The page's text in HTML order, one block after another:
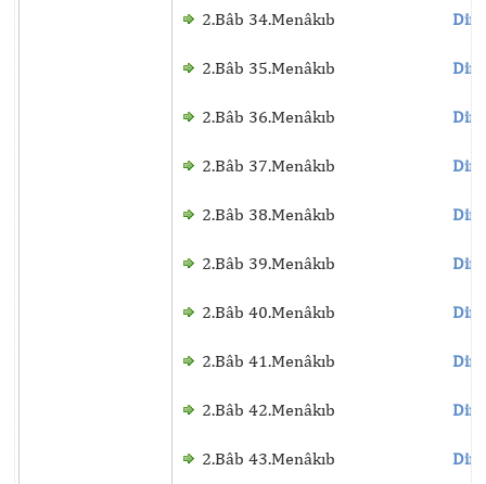
2.Bâb 34.Menâkıb
2.Bâb 35.Menâkıb
2.Bâb 36.Menâkıb
2.Bâb 37.Menâkıb
2.Bâb 38.Menâkıb
2.Bâb 39.Menâkıb
2.Bâb 40.Menâkıb
2.Bâb 41.Menâkıb
2.Bâb 42.Menâkıb
2.Bâb 43.Menâkıb